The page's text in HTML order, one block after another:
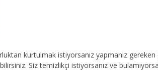
kurtulmak istiyorsanız yapmanız gereken
Siz temizlikçi istiyorsanız ve